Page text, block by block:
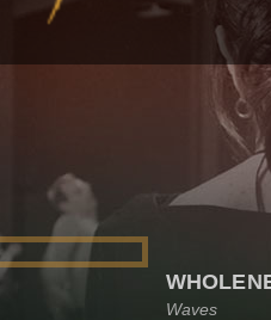
Waves